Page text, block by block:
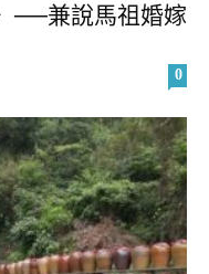
──兼說馬祖婚嫁
0